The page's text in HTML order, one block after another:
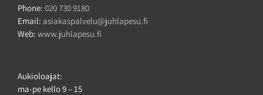
Phone: 020 730 9180
Email: asiakaspalvelu@juhlapesu.fi
Web: www.juhlapesu.fi
Aukioloajat:
ma-pe kello 9 – 15